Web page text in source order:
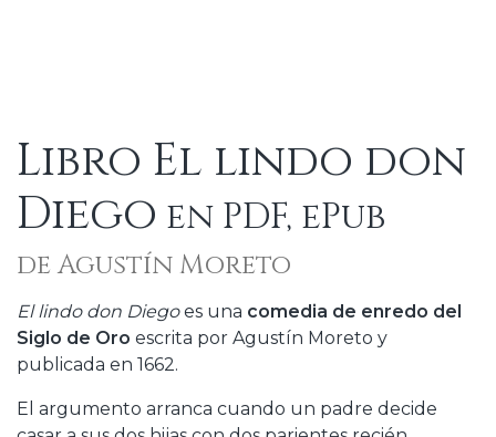
Libro El lindo don
Diego en PDF, ePub
de Agustín Moreto
El lindo don Diegoes una comedia de enredo del
Siglo de Oro escrita por Agustín Moreto y
publicada en 1662.
El argumento arranca cuando un padre decide